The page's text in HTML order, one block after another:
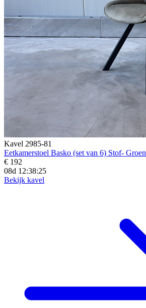
Kavel 2985-81
Eetkamerstoel Basko (set van 6) Stof- Groen
€ 192
08d 12:38:23
Bekijk kavel